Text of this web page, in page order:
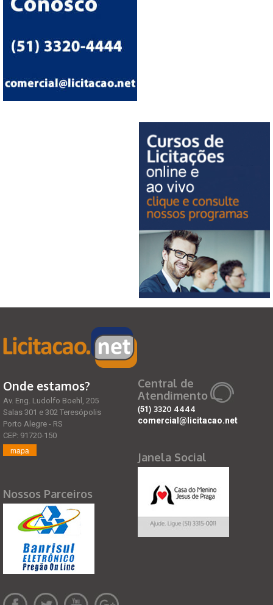
Onde estamos?
Av. Eng. Ludolfo Boehl, 205
Salas 301 e 302 Teresópolis
Porto Alegre - RS
CEP: 91720-150
mapa
Nossos Parceiros
Central de
Atendimento
(51) 3320 4444
comercial@licitacao.net
Janela Social